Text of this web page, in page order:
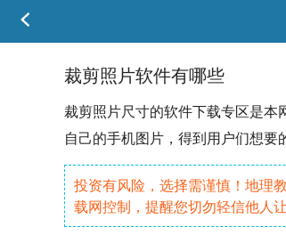
裁剪照片软件有哪些
裁剪照片尺寸的软件下载专区是本
自己的手机图片，得到用户们想要
投资有风险，选择需谨慎！地理
载网控制，提醒您切勿轻信他人